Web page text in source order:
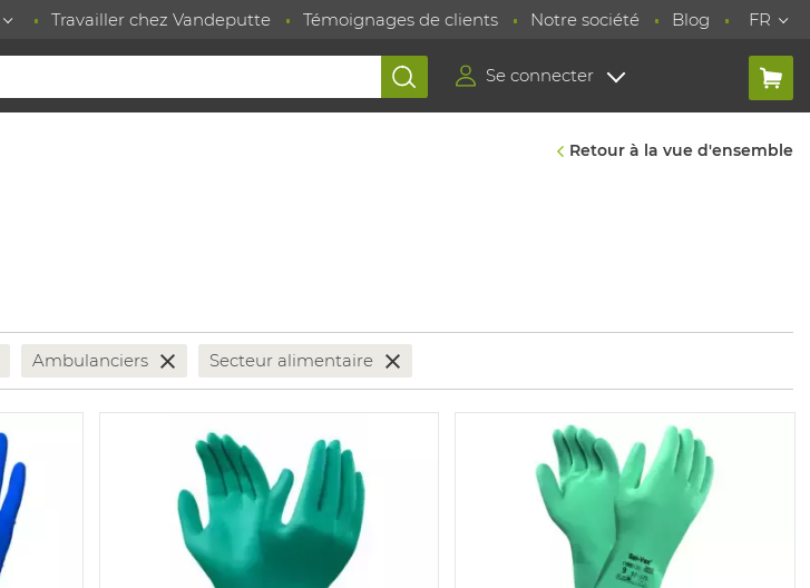
Travailler chez Vandeputte Témoignages de clients Notre société Blog FR
Se connecter
Retour à la vue d'ensemble
Ambulanciers Secteur alimentaire